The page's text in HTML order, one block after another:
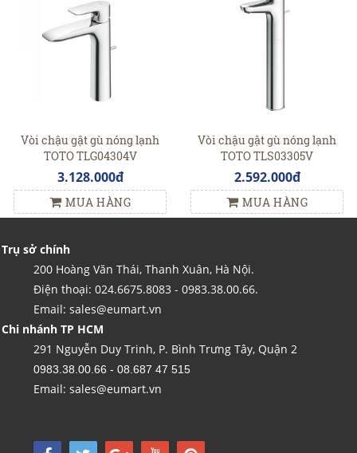
Vòi chậu gật gù nóng lạnh
TOTO TLG04304V
3.128.000đ
MUA HÀNG
Vòi chậu gật gù nóng lạnh
TOTO TLS03305V
2.592.000đ
MUA HÀNG
Trụ sở chính
200 Hoàng Văn Thái, Thanh Xuân, Hà Nội.
Điện thoại: 024.6675.8083 - 0983.38.00.66.
Email: sales@eumart.vn
Chi nhánh TP HCM
291 Nguyễn Duy Trinh, P. Bình Trưng Tây, Quận 2
0983.38.00.66 - 08.687 47 515
Email: sales@eumart.vn